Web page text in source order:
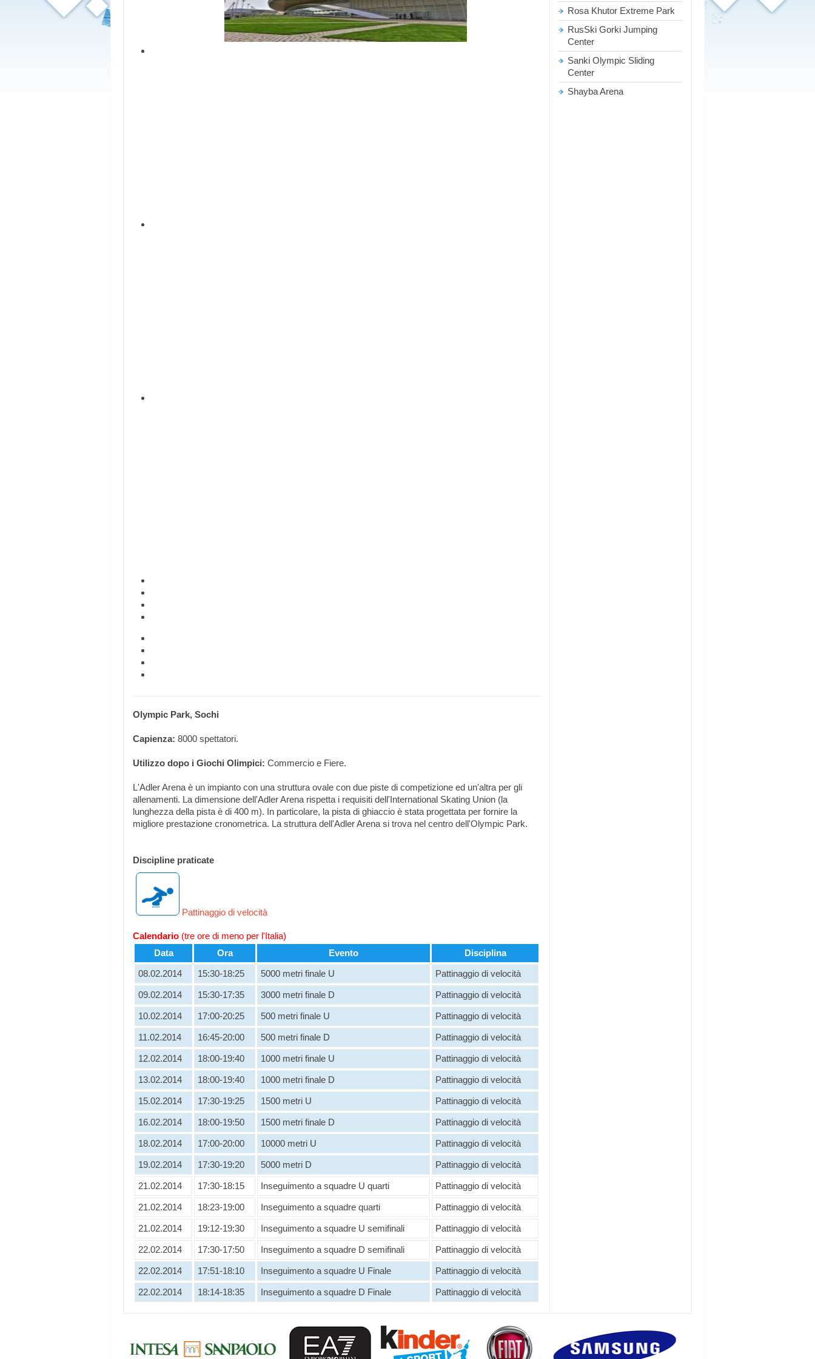
Olympic Park, Sochi
Capienza: 8000 spettatori.
Utilizzo dopo i Giochi Olimpici: Commercio e Fiere.
L'Adler Arena è un impianto con una struttura ovale con due piste di competizione ed un'altra per gli
allenamenti. La dimensione dell'Adler Arena rispetta i requisiti dell'International Skating Union (la
lunghezza della pista è di 400 m). In particolare, la pista di ghiaccio è stata progettata per fornire la
migliore prestazione cronometrica. La struttura dell'Adler Arena si trova nel centro dell'Olympic Park.
Discipline praticate
Pattinaggio di velocità
Calendario (tre ore di meno per l'Italia)
Data
Ora Evento
Disciplina
08.02.2014
15:30-18:25 5000 metri finale U Pattinaggio di velocità
09.02.2014 15:30-17:35 3000 metri finale D Pattinaggio di velocità
10.02.2014 17:00-20:25 500 metri finale U Pattinaggio di velocità
11.02.2014 16:45-20:00 500 metri finale D Pattinaggio di velocità
12.02.2014 18:00-19:40 1000 metri finale U Pattinaggio di velocità
13.02.2014 18:00-19:40 1000 metri finale D Pattinaggio di velocità
15.02.2014 17:30-19:25 1500 metri U Pattinaggio di velocità
16.02.2014 18:00-19:50 1500 metri finale D Pattinaggio di velocità
18.02.2014 17:00-20:00 10000 metri U Pattinaggio di velocità
19.02.2014 17:30-19:20 5000 metri D Pattinaggio di velocità
21.02.2014 17:30-18:15 Inseguimento a squadre U quarti Pattinaggio di velocità
21.02.2014 18:23-19:00 Inseguimento a squadre quarti Pattinaggio di velocità
21.02.2014 19:12-19:30 Inseguimento a squadre U semifinali Pattinaggio di velocità
22.02.2014 17:30-17:50 Inseguimento a squadre D semifinali Pattinaggio di velocità
22.02.2014 17:51-18:10 Inseguimento a squadre U Finale Pattinaggio di velocità
22.02.2014 18:14-18:35 Inseguimento a squadre D Finale Pattinaggio di velocità
Rosa Khutor Extreme Park
RusSki Gorki Jumping
Center
Sanki Olympic Sliding
Center
Shayba Arena